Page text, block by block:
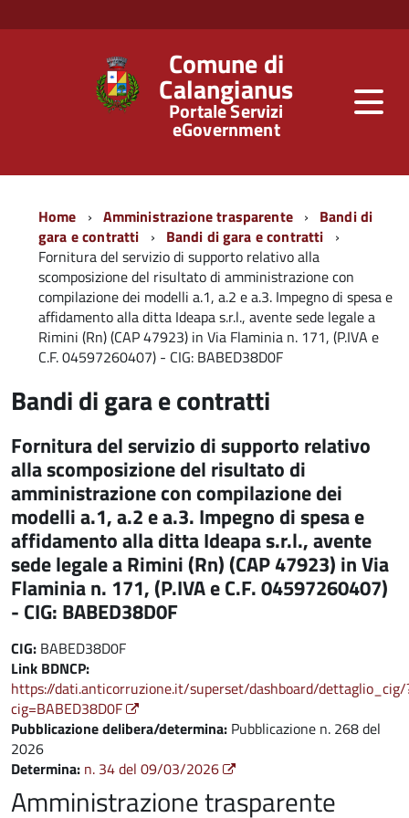
Comune di
Calangianus
Portale Servizi
eGovernment
Home Amministrazione trasparente
Bandi di
gara e contratti
Bandi di gara e contratti
Fornitura del servizio di supporto relativo alla
scomposizione del risultato di amministrazione con
compilazione dei modelli a.1, a.2 e a.3. Impegno di spesa e
affidamento alla ditta Ideapa s.r.l., avente sede legale a
Rimini (Rn) (CAP 47923) in Via Flaminia n. 171, (P.IVA e
C.F. 04597260407) - CIG: BABED38D0F
Bandi di gara e contratti
Fornitura del servizio di supporto relativo
alla scomposizione del risultato di
amministrazione con compilazione dei
modelli a.1, a.2 e a.3. Impegno di spesa e
affidamento alla ditta Ideapa s.r.l., avente
sede legale a Rimini (Rn) (CAP 47923) in Via
Flaminia n. 171, (P.IVA e C.F. 04597260407)
- CIG: BABED38D0F
CIG: BABED38D0F
Link BDNCP:
https://dati.anticorruzione.it/superset/dashboard/dettaglio_cig/
cig=BABED38D0F
Pubblicazione delibera/determina: Pubblicazione n. 268 del
2026
Determina: n. 34 del 09/03/2026
Amministrazione trasparente